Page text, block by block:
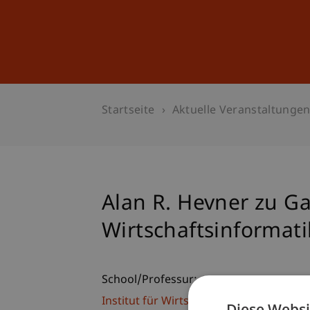
Startseite Aktuelle Veranstaltungen
Alan R. Hevner zu
School/Professur:
Institut für Wirtschaftsinformatik